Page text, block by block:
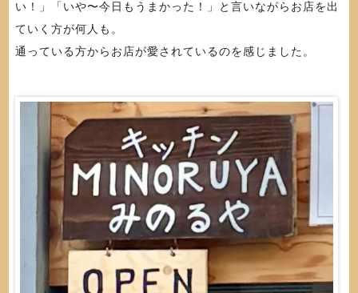
い！」「いや〜今日もうまかった！」と言いながらお店を出
ていく方が何人も。
通っている方からお店が愛されているのを感じました。